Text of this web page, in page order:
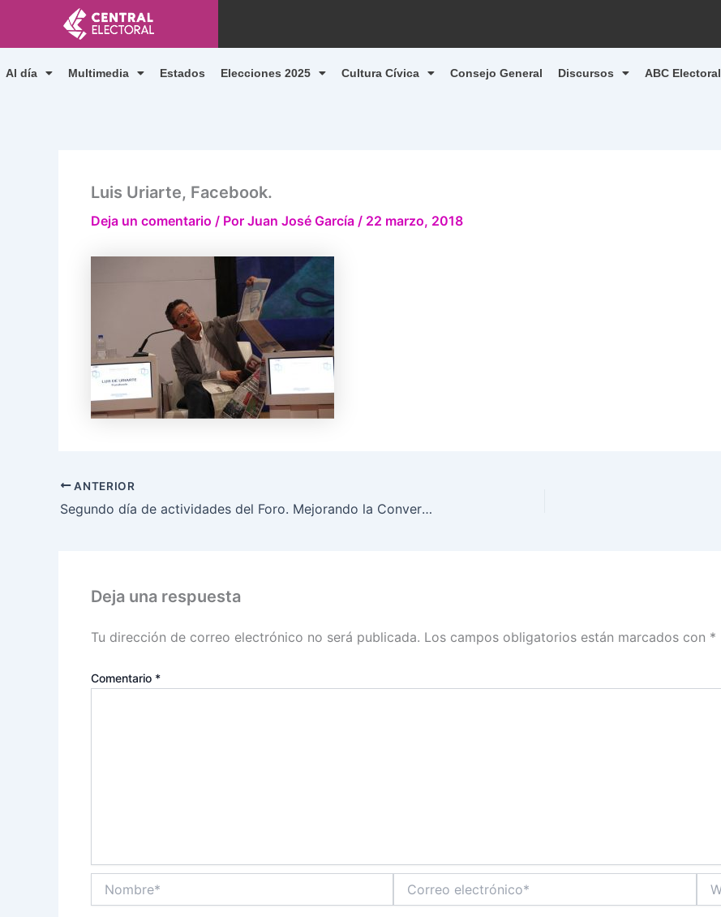
contenido
Al día Multimedia Estados Elecciones 2025 Cultura Cívica Consejo General Discursos ABC Electoral
Luis Uriarte, Facebook.
Deja un comentario / Por Juan José García / 22 marzo, 2018
ANTERIOR
Segundo día de actividades del Foro. Mejorando la Conversación Electoral: Alternativas para Combatir la Desinformación
Deja una respuesta
Tu dirección de correo electrónico no será publicada. Los campos obligatorios están marcados con *
Comentario *
electrónico*